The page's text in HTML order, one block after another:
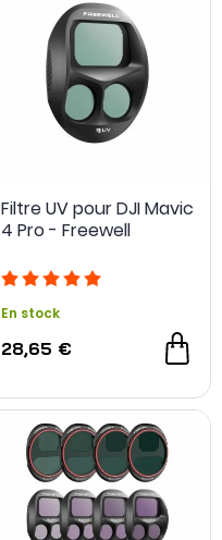
Filtre UV pour DJI Mavic
4 Pro - Freewell
En stock
28,65 €